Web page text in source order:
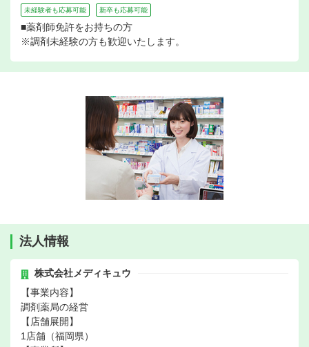
未経験者も応募可能 新卒も応募可能
■薬剤師免許をお持ちの方
※調剤未経験の方も歓迎いたします。
法人情報
株式会社メディキュウ
【事業内容】
調剤薬局の経営
【店舗展開】
1店舗（福岡県）